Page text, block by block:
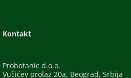
Kontakt
Probotanic d.o.o.
Vučićev prolaz 20a, Beograd, Srbija